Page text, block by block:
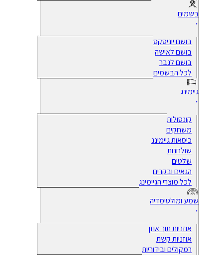
בשמים
בושם יוניסקס
בושם לאישה
בושם לגבר
לכל הבשמים
גיימינג
קונסולות
משחקים
כיסאות גיימינג
שולחנות
שלטים
הגאים ובקרים
לכל מוצרי הגיימינג
שמע ומולטימדיה
אוזניות תוך אוזן
אוזניות קשת
רמקולים ובידוריות